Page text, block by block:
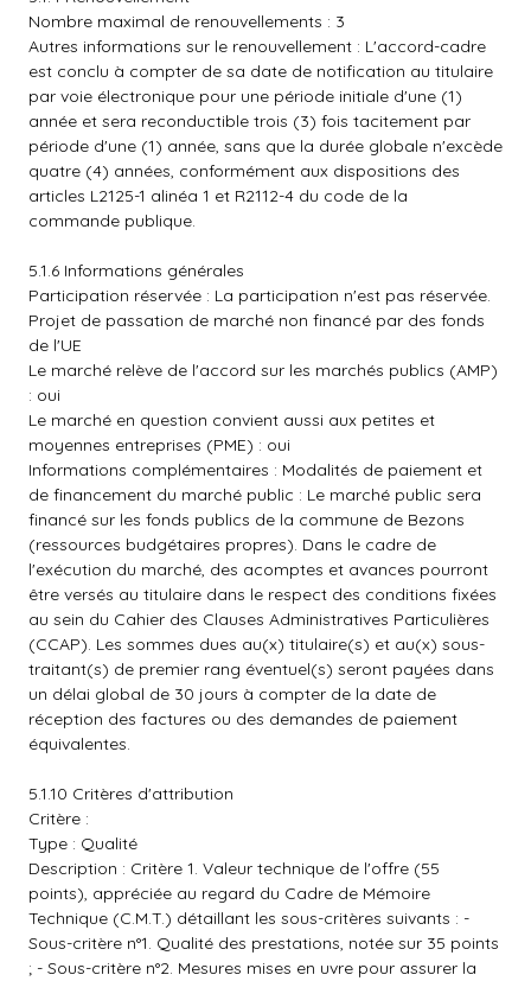
Nombre maximal de renouvellements : 3
Autres informations sur le renouvellement : L'accord-cadre
est conclu à compter de sa date de notification au titulaire
par voie électronique pour une période initiale d'une (1)
année et sera reconductible trois (3) fois tacitement par
période d'une (1) année, sans que la durée globale n'excède
quatre (4) années, conformément aux dispositions des
articles L2125-1 alinéa 1 et R2112-4 du code de la
commande publique.
5.1.6 Informations générales
Participation réservée : La participation n'est pas réservée.
Projet de passation de marché non financé par des fonds
de l'UE
Le marché relève de l'accord sur les marchés publics (AMP)
: oui
Le marché en question convient aussi aux petites et
moyennes entreprises (PME) : oui
Informations complémentaires : Modalités de paiement et
de financement du marché public : Le marché public sera
financé sur les fonds publics de la commune de Bezons
(ressources budgétaires propres). Dans le cadre de
l'exécution du marché, des acomptes et avances pourront
être versés au titulaire dans le respect des conditions fixées
au sein du Cahier des Clauses Administratives Particulières
(CCAP). Les sommes dues au(x) titulaire(s) et au(x) sous-
traitant(s) de premier rang éventuel(s) seront payées dans
un délai global de 30 jours à compter de la date de
réception des factures ou des demandes de paiement
équivalentes.
5.1.10 Critères d'attribution
Critère :
Type : Qualité
Description : Critère 1. Valeur technique de l'offre (55
points), appréciée au regard du Cadre de Mémoire
Technique (C.M.T.) détaillant les sous-critères suivants : -
Sous-critère n°1. Qualité des prestations, notée sur 35 points
; - Sous-critère n°2. Mesures mises en uvre pour assurer la